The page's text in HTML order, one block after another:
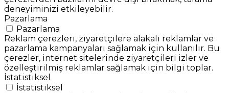
deneyiminizi etkileyebilir.
Pazarlama
Pazarlama
Reklam çerezleri, ziyaretçilere alakalı reklamlar ve
pazarlama kampanyaları sağlamak için kullanılır. Bu
çerezler, internet sitelerinde ziyaretçileri izler ve
özelleştirilmiş reklamlar sağlamak için bilgi toplar.
İstatistiksel
İstatistiksel